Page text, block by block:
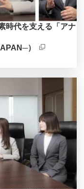
代を支える「アナ
）